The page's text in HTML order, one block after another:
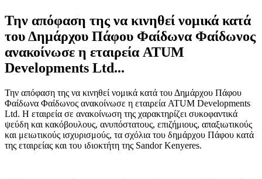
Την απόφαση της να κινηθεί νομικά κατά
του Δημάρχου Πάφου Φαίδωνα Φαίδωνος
ανακοίνωσε η εταιρεία ATUM
Developments Ltd...
Την απόφαση της να κινηθεί νομικά κατά του Δημάρχου Πάφου
Φαίδωνα Φαίδωνος ανακοίνωσε η εταιρεία ATUM Developments
Ltd. Η εταιρεία σε ανακοίνωση της χαρακτηρίζει συκοφαντικά
ψεύδη και κακόβουλους, ανυπόστατους, επιζήμιους, απαξιωτικούς
και μειωτικούς ισχυρισμούς, τα σχόλια του δημάρχου Πάφου κατά
της εταιρείας και του ιδιοκτήτη της Sandor Kenyeres.